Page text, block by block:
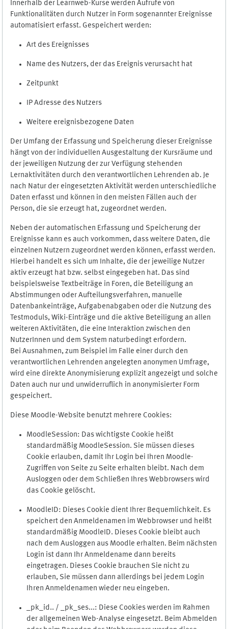
Innerhalb der Learnweb-Kurse werden Aufrufe von
Funktionalitäten durch Nutzer in Form sogenannter Ereignisse
automatisiert erfasst. Gespeichert werden:
Art des Ereignisses
Name des Nutzers, der das Ereignis verursacht hat
Zeitpunkt
IP Adresse des Nutzers
Weitere ereignisbezogene Daten
Der Umfang der Erfassung und Speicherung dieser Ereignisse
hängt von der individuellen Ausgestaltung der Kursräume und
der jeweiligen Nutzung der zur Verfügung stehenden
Lernaktivitäten durch den verantwortlichen Lehrenden ab. Je
nach Natur der eingesetzten Aktivität werden unterschiedliche
Daten erfasst und können in den meisten Fällen auch der
Person, die sie erzeugt hat, zugeordnet werden.
Neben der automatischen Erfassung und Speicherung der
Ereignisse kann es auch vorkommen, dass weitere Daten, die
einzelnen Nutzern zugeordnet werden können, erfasst werden.
Hierbei handelt es sich um Inhalte, die der jeweilige Nutzer
aktiv erzeugt hat bzw. selbst eingegeben hat. Das sind
beispielsweise Textbeiträge in Foren, die Beteiligung an
Abstimmungen oder Aufteilungsverfahren, manuelle
Datenbankeinträge, Aufgabenabgaben oder die Nutzung des
Testmoduls, Wiki-Einträge und die aktive Beteiligung an allen
weiteren Aktivitäten, die eine Interaktion zwischen den
NutzerInnen und dem System naturbedingt erfordern.
Bei Ausnahmen, zum Beispiel im Falle einer durch den
verantwortlichen Lehrenden angelegten anonymen Umfrage,
wird eine direkte Anonymisierung explizit angezeigt und solche
Daten auch nur und unwiderruflich in anonymisierter Form
gespeichert.
Diese Moodle-Website benutzt mehrere Cookies:
MoodleSession: Das wichtigste Cookie heißt
standardmäßig MoodleSession. Sie müssen dieses
Cookie erlauben, damit Ihr Login bei Ihren Moodle-
Zugriffen von Seite zu Seite erhalten bleibt. Nach dem
Ausloggen oder dem Schließen Ihres Webbrowsers wird
das Cookie gelöscht.
MoodleID: Dieses Cookie dient Ihrer Bequemlichkeit. Es
speichert den Anmeldenamen im Webbrowser und heißt
standardmäßig MoodleID. Dieses Cookie bleibt auch
nach dem Ausloggen aus Moodle erhalten. Beim nächsten
Login ist dann Ihr Anmeldename dann bereits
eingetragen. Dieses Cookie brauchen Sie nicht zu
erlauben, Sie müssen dann allerdings bei jedem Login
Ihren Anmeldenamen wieder neu eingeben.
_pk_id.. / _pk_ses...: Diese Cookies werden im Rahmen
der allgemeinen Web-Analyse eingesetzt. Beim Abmelden